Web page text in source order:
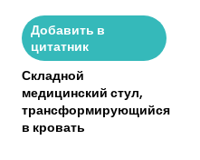
Добавить в
цитатник
Складной
медицинский стул,
трансформирующийся
в кровать